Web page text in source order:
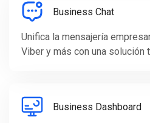
Business Chat
Unifica la mensajería
Viber y más con una solución
Business Dashboard